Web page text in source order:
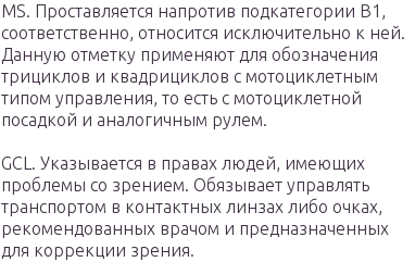
MS. Проставляется напротив подкатегории В1,
соответственно, относится исключительно к ней.
Данную отметку применяют для обозначения
трициклов и квадрициклов с мотоциклетным
типом управления, то есть с мотоциклетной
посадкой и аналогичным рулем.
GCL. Указывается в правах людей, имеющих
проблемы со зрением. Обязывает управлять
транспортом в контактных линзах либо очках,
рекомендованных врачом и предназначенных
для коррекции зрения.